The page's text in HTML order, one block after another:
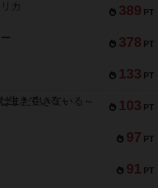
389 PT
カ
378 PT
133 PT
103 PT
まだ生きている～
97 PT
91 PT